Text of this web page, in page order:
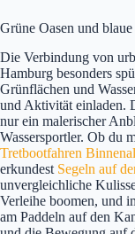
Grüne Oasen und
Die Verbindung von
Hamburg besonders
Grünflächen und
und Aktivität einladen.
nur ein malerischer
Wassersportler. Ob du
Tretbootfahren
erkundest Segeln auf
unvergleichliche
Verleihe boomen, und
am Paddeln auf den